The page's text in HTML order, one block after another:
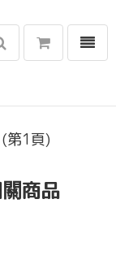
選單
第1頁)
商品